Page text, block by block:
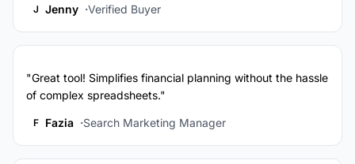
J Jenny Verified Buyer
"Great tool! Simplifies financial planning without the hassle
of complex spreadsheets."
F Fazia Search Marketing Manager